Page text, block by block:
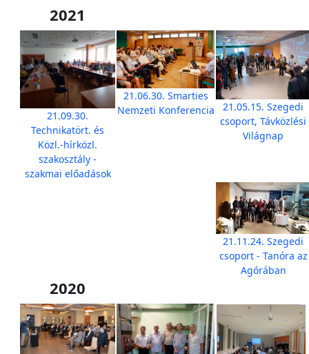
2021
21.09.30.
Technikatört. és
Közl.-hírközl.
szakosztály -
szakmai előadások
21.06.30. Smarties
Nemzeti Konferencia
21.05.15. Szegedi
csoport, Távközlési
Világnap
21.11.24. Szegedi
csoport - Tanóra az
Agórában
2020